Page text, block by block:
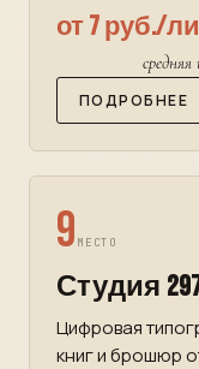
от 7 руб./
средняя
ПОДРОБНЕЕ
9 МЕСТО
Студия
Цифровая
книг и брошюр